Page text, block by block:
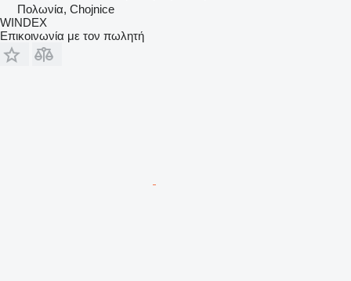
Πολωνία, Chojnice
WINDEX
Επικοινωνία με τον πωλητή